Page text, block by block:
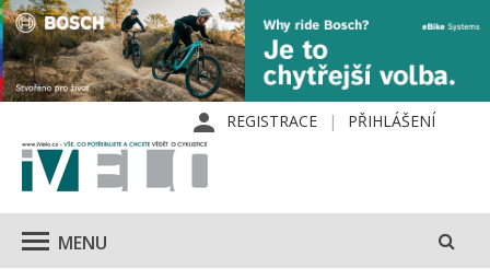
REGISTRACE PŘIHLÁŠENÍ
MENU